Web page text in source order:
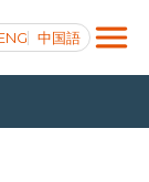
中国語